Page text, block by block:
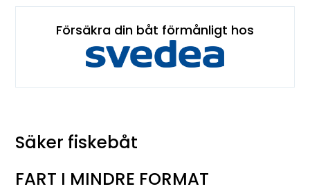
Försäkra din båt förmånligt hos
Säker fiskebåt
FART I MINDRE FORMAT